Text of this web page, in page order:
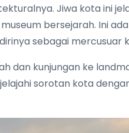
Jiwa kota ini
bersejarah. Ini
sebagai mercusuar
dan kunjungan ke
sorotan kota